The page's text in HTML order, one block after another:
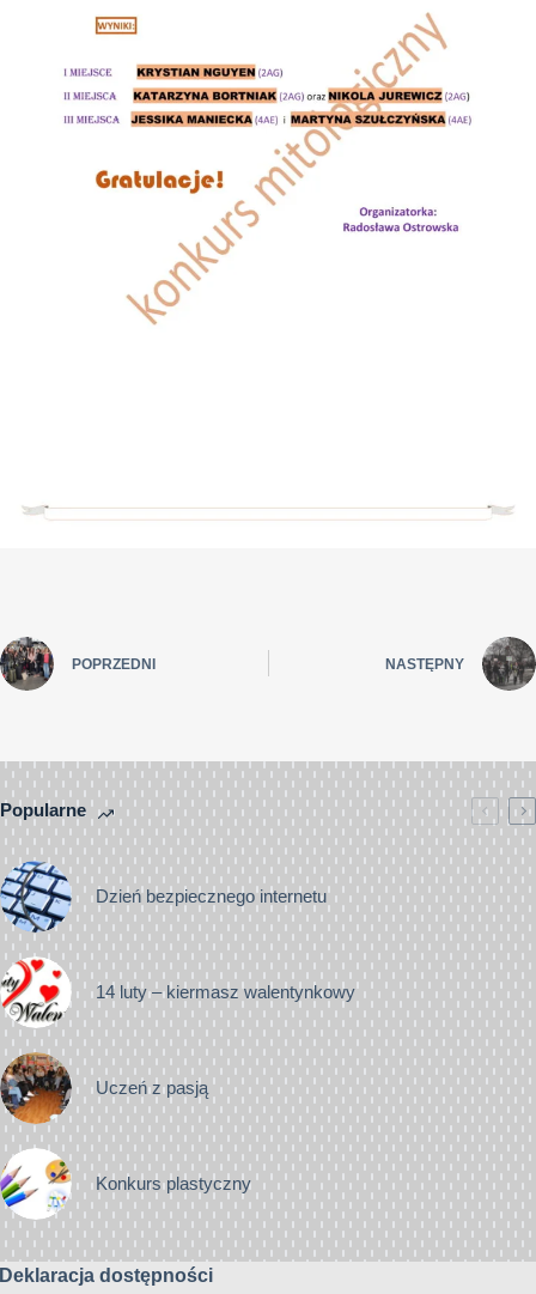
POPRZEDNI NASTĘPNY
Popularne
Dzień bezpiecznego internetu
14 luty – kiermasz walentynkowy
Uczeń z pasją
Konkurs plastyczny
Deklaracja dostępności